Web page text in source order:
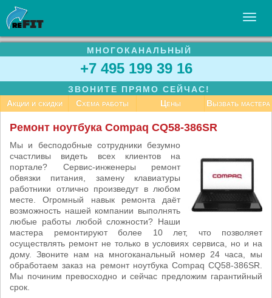
УСЛУГИ
БИЗНЕСУ
СТАТЬИ
КОНТАКТЫ
МНОГОКАНАЛЬНЫЙ
+7 495 199 39 16
ЗВОНИТЕ ПРЯМО СЕЙЧАС!
Акции и скидки
Схема работы Цены Вызвать мастера
Ремонт ноутбука Compaq CQ58-386SR
Мы и бесподобные сотрудники безумно
счастливы видеть всех клиентов на
портале? Сервис-инженеры ремонт
обвязки питания, замену клавиатуры
работники отлично произведут в любом
месте. Огромный навык ремонта даёт
возможность нашей компании выполнять
любые работы любой сложности? Наши
мастера ремонтируют более 10 лет, что позволяет
осуществлять ремонт не только в условиях сервиса, но и на
дому. Звоните нам на многоканальный номер 24 часа, мы
обработаем заказ на ремонт ноутбука Compaq CQ58-386SR.
Мы починим превосходно и сейчас предложим гарантийный
срок.